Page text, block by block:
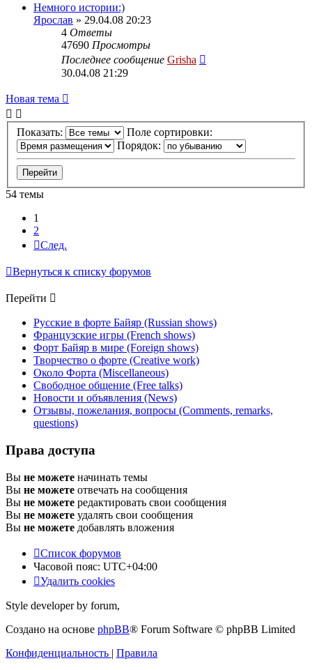
Немного истории:)
Ярослав » 29.04.08 20:23
4 Ответы
47690 Просмотры
Последнее сообщение Grisha
30.04.08 21:29
Новая тема
Показать:
Поле сортировки:
Порядок:
54 темы
1
2
След.
Вернуться к списку форумов
Перейти
Русские в форте Байяр (Russian shows)
Французские игры (French shows)
Форт Байяр в мире (Foreign shows)
Творчество о форте (Creative work)
Около Форта (Miscellaneous)
Свободное общение (Free talks)
Новости и объявления (News)
Отзывы, пожелания, вопросы (Comments, remarks,
questions)
Права доступа
Вы не можете начинать темы
Вы не можете отвечать на сообщения
Вы не можете редактировать свои сообщения
Вы не можете удалять свои сообщения
Вы не можете добавлять вложения
Список форумов
Часовой пояс: UTC+04:00
Удалить cookies
Style developer by forum,
Создано на основе phpBB® Forum Software © phpBB Limited
Конфиденциальность | Правила